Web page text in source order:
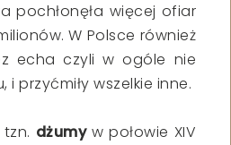
pochłonęła więcej ofiar
W Polsce również
echa czyli w ogóle nie
przyćmiły wszelkie inne.
tzn. dżumyw połowie XIV